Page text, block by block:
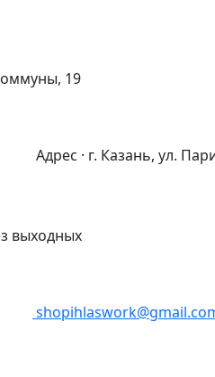
19
Адрес · г. Казань, ул.
выходных